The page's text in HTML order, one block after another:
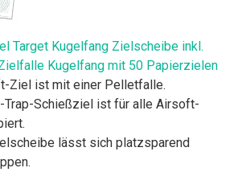
Target Kugelfang Zielscheibe inkl.
Kugelfang mit 50 Papierzielen
Ziel ist mit einer Pelletfalle.
Schießziel ist für alle Airsoft-
lässt sich platzsparend